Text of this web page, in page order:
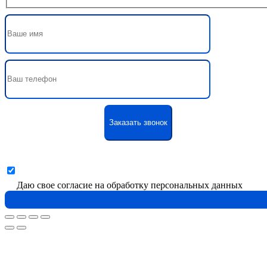
Даю свое согласие на обработку персональных данных